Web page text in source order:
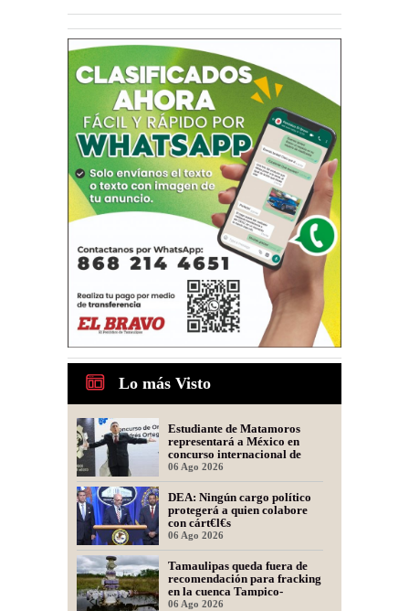
Lo más Visto
Estudiante de Matamoros
representará a México en
concurso internacional de
oratoria en Perú
06 Ago 2026
DEA: Ningún cargo político
protegerá a quien colabore
con cárt€l€s
06 Ago 2026
Tamaulipas queda fuera de
recomendación para fracking
en la cuenca Tampico-
Misantla, informa comité
06 Ago 2026